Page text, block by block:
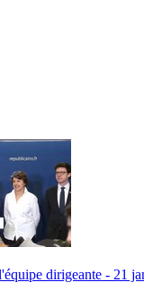
dirigeante - 21